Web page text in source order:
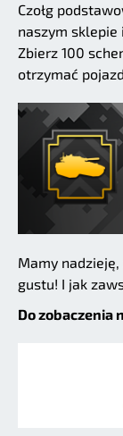
Czołg
naszym sklepie
Zbierz 100
otrzymać
Mamy
gustu! I jak
Do zobaczenia